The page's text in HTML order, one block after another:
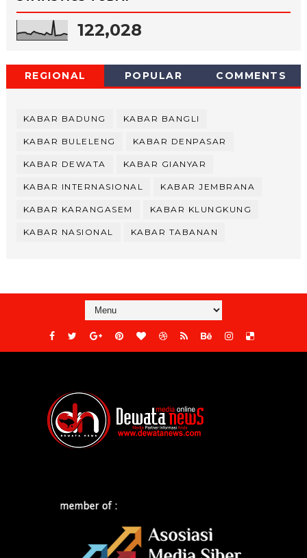
122,028
REGIONAL POPULAR COMMENTS
KABAR BADUNG KABAR BANGLI
KABAR BULELENG KABAR DENPASAR
KABAR DEWATA KABAR GIANYAR
KABAR INTERNASIONAL KABAR JEMBRANA
KABAR KARANGASEM KABAR KLUNGKUNG
KABAR NASIONAL KABAR TABANAN